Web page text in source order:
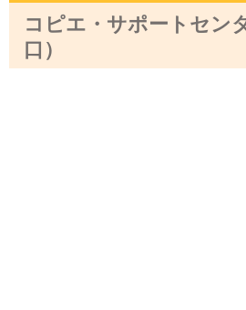
コピエ・サポートセン
口）